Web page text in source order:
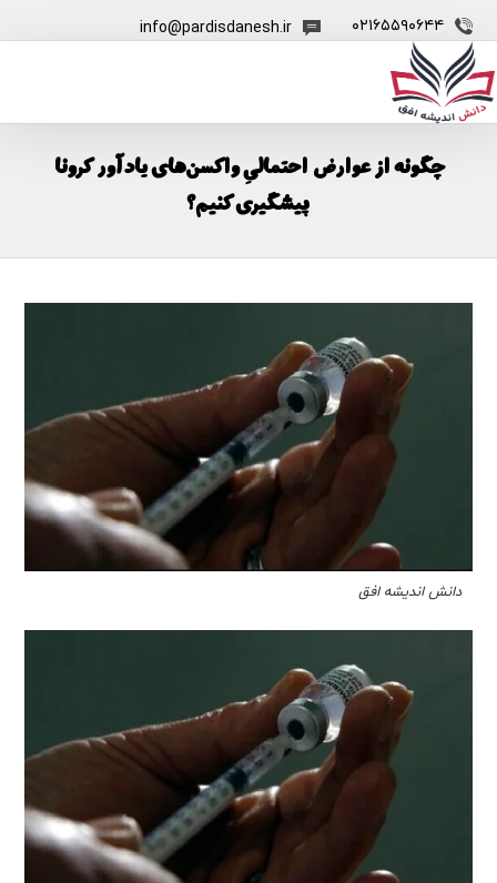
۰۲۱۶۵۵۹۰۶۴۴ info@pardisdanesh.ir
چگونه از عوارض احتمالیِ واکسن‌های یادآور کرونا
پیشگیری کنیم؟
دانش اندیشه افق